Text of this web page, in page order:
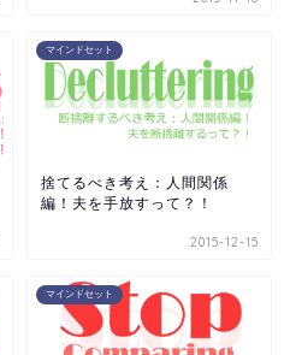
マインドセット
捨てるべき考え：人間関係
編！夫を手放すって？！
2015-12-15
マインドセット